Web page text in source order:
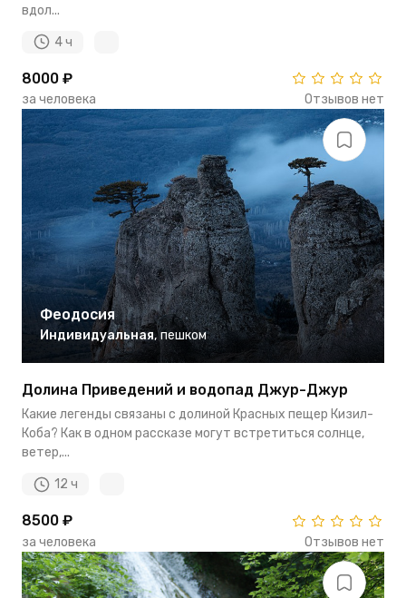
вдол...
4 ч
8000 ₽
за человека Отзывов нет
Феодосия
Индивидуальная, пешком
Долина Приведений и водопад Джур-Джур
Какие легенды связаны с долиной Красных пещер Кизил-
Коба? Как в одном рассказе могут встретиться солнце,
ветер,...
12 ч
8500 ₽
за человека Отзывов нет